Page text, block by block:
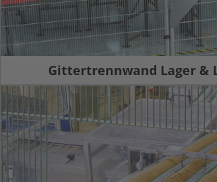
Gittertrennwand Lager &